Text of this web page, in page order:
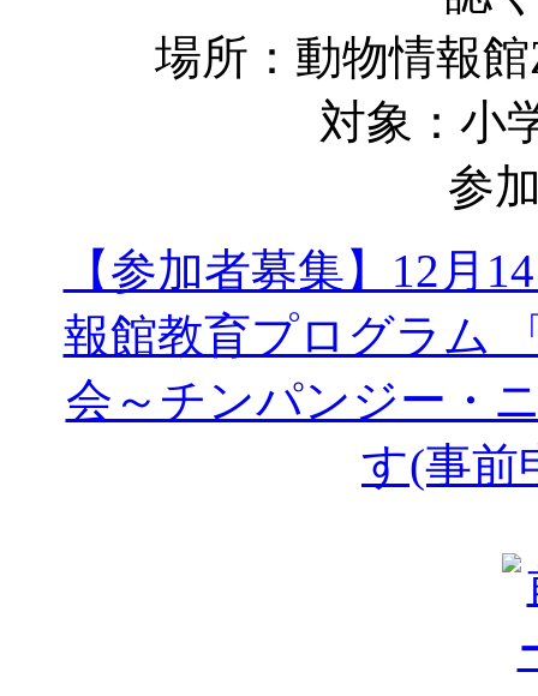
場所：動物情報
対象：小
参
【参加者募集】12月
報館教育プログラム
会～チンパンジー・
す(事前